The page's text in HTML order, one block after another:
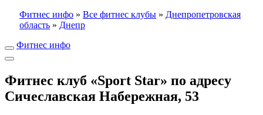
Фитнес инфо » Все фитнес клубы » Днепропетровская
область » Днепр
Фитнес инфо
Фитнес клуб «Sport Star» по адресу
Сичеславская Набережная, 53